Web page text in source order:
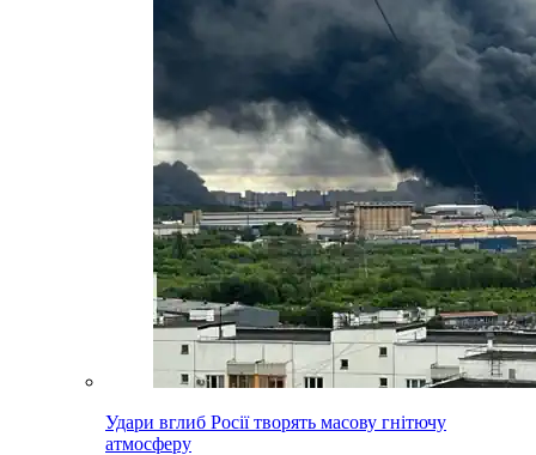
Удари вглиб Росії творять масову гнітючу
атмосферу